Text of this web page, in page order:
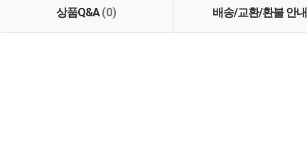
상품Q&A(0) 배송/교환/환불 안내